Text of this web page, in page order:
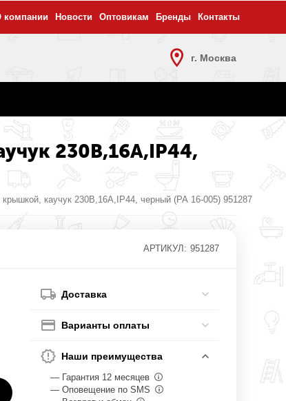
компании Новости Оптовикам Бренды Контакты
г. Москва
230В,16А,IP44,
крышкой, каучук 230В,16А,IP44, черный (РА 16-005) 951287
АРТИКУЛ: 951287
Доставка
Варианты оплаты
Наши преимущества
— Гарантия 12 месяцев
— Оповещение по SMS